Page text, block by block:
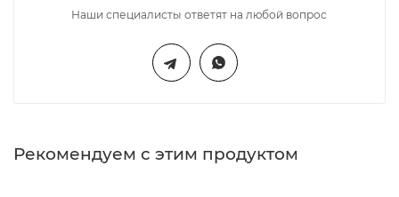
Наши специалисты ответят на любой вопрос
Рекомендуем с этим продуктом